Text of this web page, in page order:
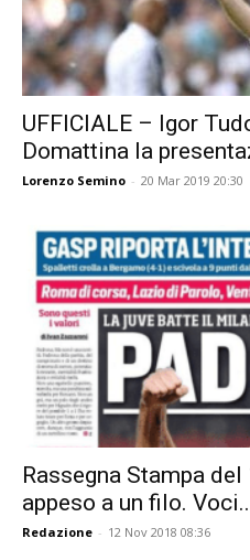
UFFICIALE – Igor
Domattina la
Lorenzo Semino - 20 Mar 2019 20:30
Rassegna Stampa
appeso a un filo.
Redazione - 12 Nov 2018 08:36